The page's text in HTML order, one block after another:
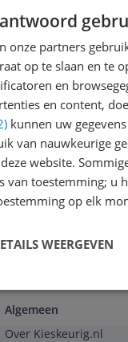
TM-300 TV
55 inch -
- Max. 35 kg
-1%
goedkoopste
Algemeen
Over Kieskeurig.nl
onze partners
op te slaan en te
en
en content,
kunnen uw
van nauwkeurige
website.
van toestemming; u
op elk
WEERGEVEN